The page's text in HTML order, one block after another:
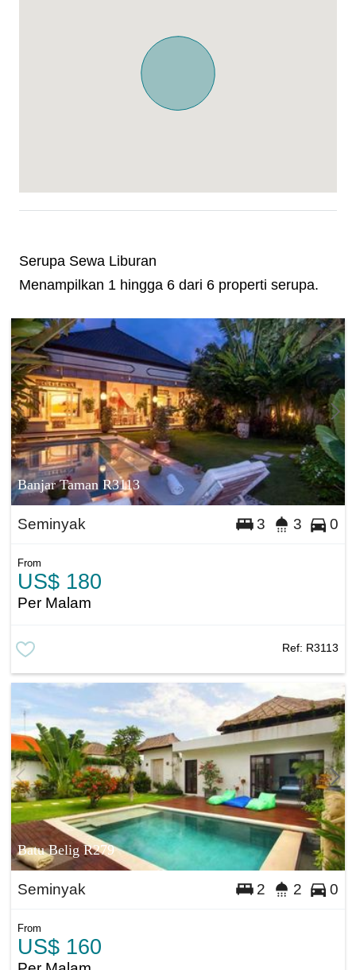
Serupa Sewa Liburan
Menampilkan 1 hingga 6 dari 6 properti serupa.
Banjar Taman R3113
Seminyak 3 3 0
From
US$ 180
Per Malam
Ref: R3113
Batu Belig R279
Seminyak 2 2 0
From
US$ 160